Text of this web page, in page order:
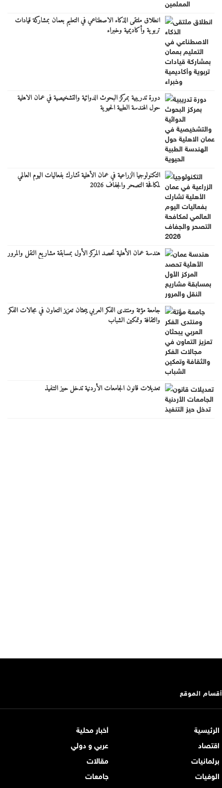
انطلاق ملتقى الذكاء الاصطناعي في التعليم بعمان بمشاركة قيادات
تربوية وأكاديمية وخبراء
دورة تدريبية بمركز البحوث الدوائية والتشخيصية في عمان الاهلية
حول الهندسة الطبية الحيوية
التكنولوجيا الزراعية في عمان الأهلية تشارك بفعاليات اليوم العالمي
لمكافحة التصحر والجفاف 2026
هندسة عمان الأهلية تحصد المركز الأول بمسابقة مشاريع النقل والمرور
جامعة مؤتة ومنتدى الفكر العربي يبحثان تعزيز التعاون في مجالات الفكر
والثقافة وتمكين الشباب
تعديلات قانون الجامعات الأردنية تدخل حيز التنفيذ
أقسام الموقع
الرئيسية
أخبار محلية
اقتصاد
عربي و دولي
برلمانيات
مقالات
الوفيات
جامعات